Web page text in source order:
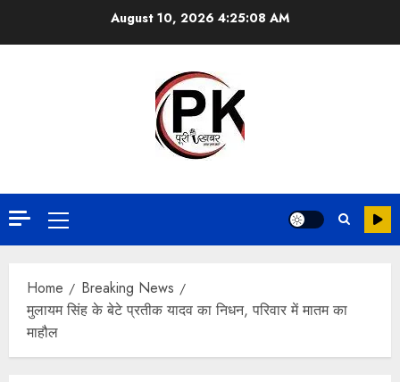
August 10, 2026 4:25:08 AM
Home
Breaking News
मुलायम सिंह के बेटे प्रतीक यादव का निधन, परिवार में मातम का
माहौल